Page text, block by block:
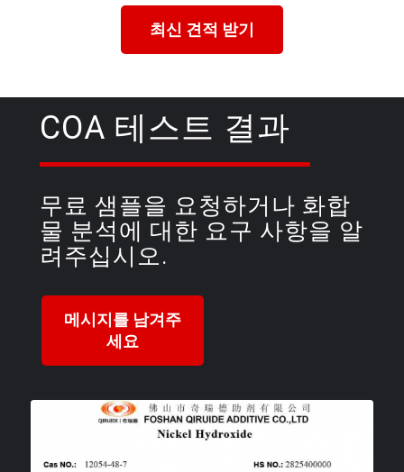
최신 견적 받기
COA 테스트 결과
무료 샘플을 요청하거나 화합
물 분석에 대한 요구 사항을 알
려주십시오.
메시지를 남겨주
세요